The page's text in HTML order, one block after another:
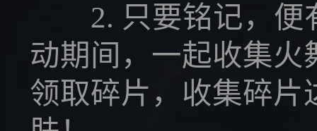
2. 只要铭记，便有
动期间，一起收集
领取碎片，收集碎片